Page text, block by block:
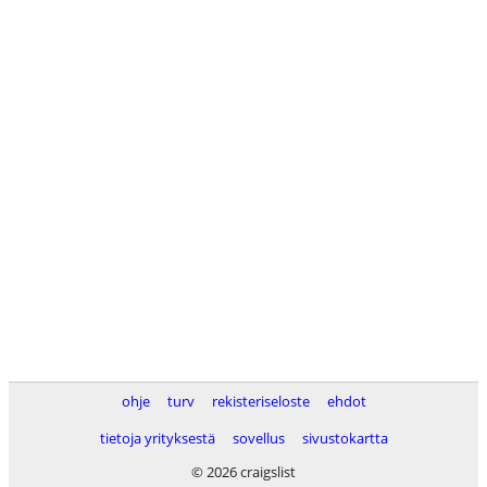
ohje turv rekisteriseloste
ehdot
tietoja yrityksestä
sovellus
sivustokartta
© 2026 craigslist